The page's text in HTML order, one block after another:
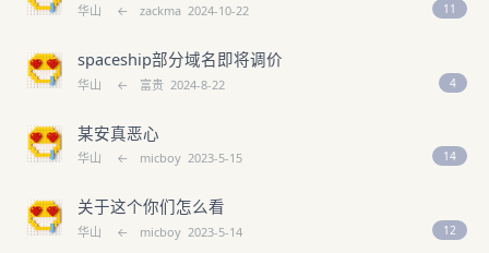
华山 ← zackma 2024-10-22 11
spaceship部分域名即将调价
华山 ← 富贵 2024-8-22 4
某安真恶心
华山 ← micboy 2023-5-15 14
关于这个你们怎么看
华山 ← micboy 2023-5-14 12